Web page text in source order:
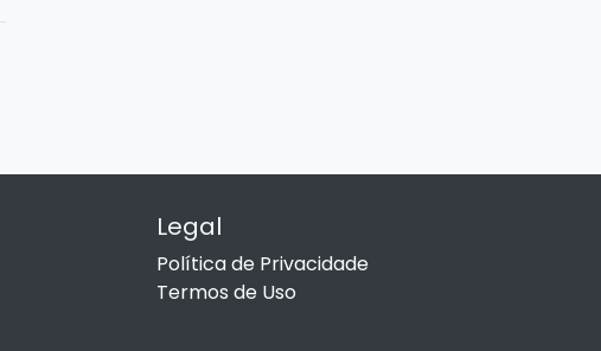
Legal
Política de Privacidade
Termos de Uso